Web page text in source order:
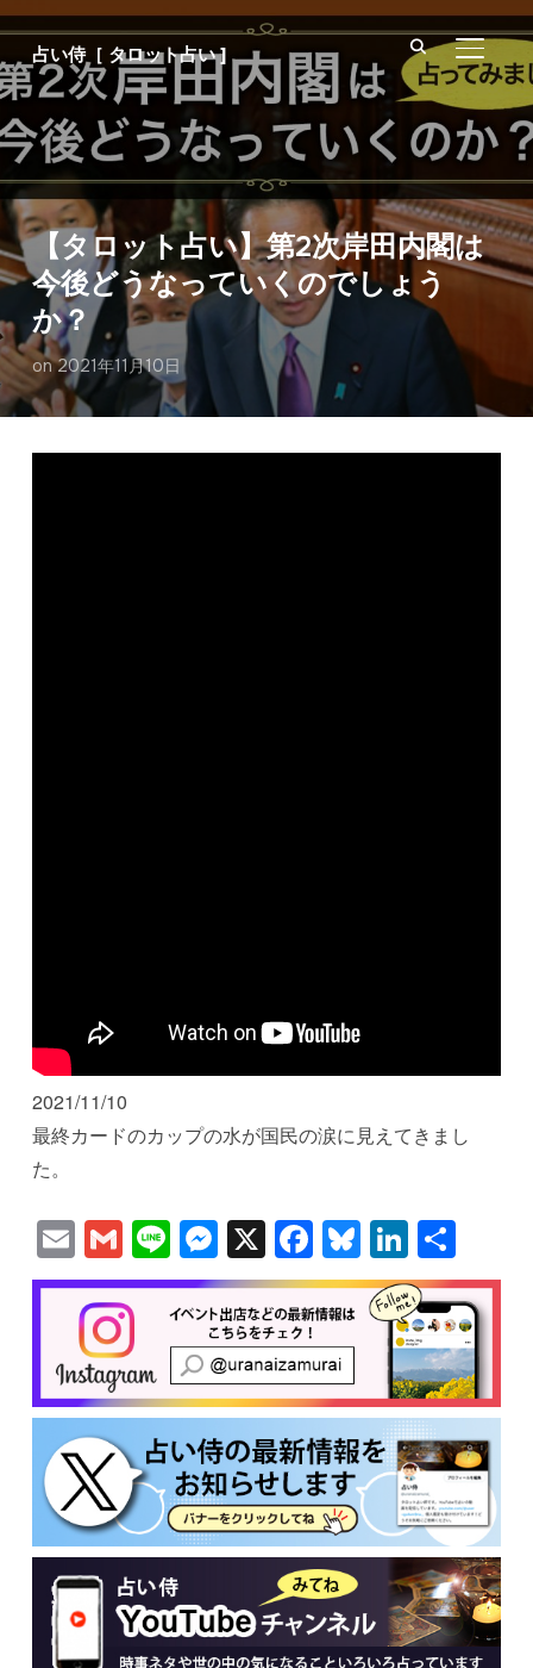
占い侍［ タロット占い ] サイド
【タロット占い】第2次岸田内閣は
今後どうなっていくのでしょう
か？
on2021年11月10日
2021/11/10
最終カードのカップの水が国民の涙に見えてきまし
た。
EmailGmail
LineMessenger
X Facebook
Bluesky
共
有